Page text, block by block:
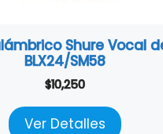
Shure Vocal
BLX24/SM58
$10,250
Ver Detalles